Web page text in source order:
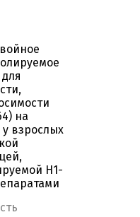
на
взрослых
H1-